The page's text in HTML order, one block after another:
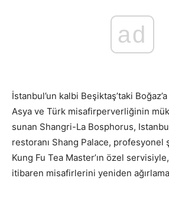
ad
İstanbul’un kalbi Beşiktaş’taki
Asya ve Türk misafirperverliğinin
sunan Shangri-La Bosphorus,
restoranı Shang Palace, profesyonel
Kung Fu Tea Master’ın özel servisiyle,
itibaren misafirlerini yeniden